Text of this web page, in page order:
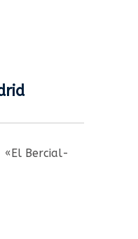
«El Bercial-